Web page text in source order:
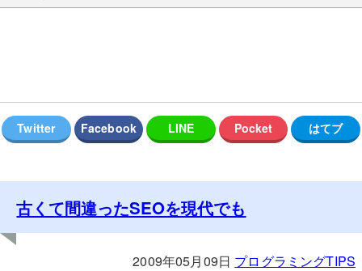
古くて間違ったSEOを現代でも
2009年05月09日 プログラミングTIPS